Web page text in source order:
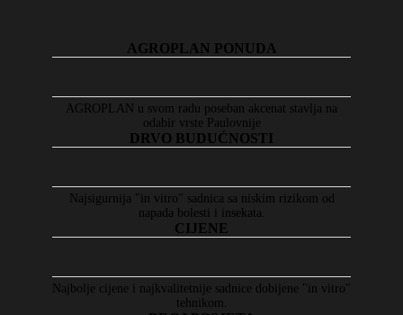
AGROPLAN PONUDA
AGROPLAN u svom radu poseban akcenat stavlja na
odabir vrste Paulovnije
DRVO BUDUĆNOSTI
Najsigurnija "in vitro" sadnica sa niskim rizikom od
napada bolesti i insekata.
CIJENE
Najbolje cijene i najkvalitetnije sadnice dobijene "in vitro"
tehnikom.